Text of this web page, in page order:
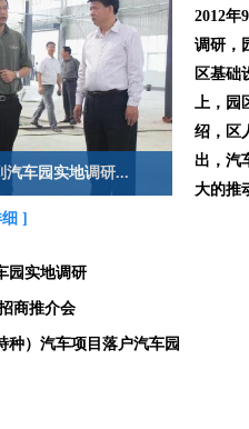
汽车园实地调研...
2012年
调研，
区基础
上，园
绍，区
出，汽
大的推
]
园实地调研
商推介会
种）汽车项目落户汽车园